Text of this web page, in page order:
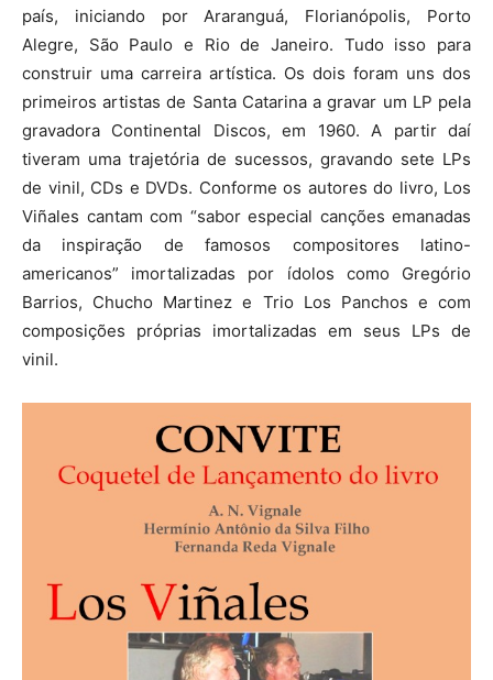
país, iniciando por Araranguá, Florianópolis, Porto
Alegre, São Paulo e Rio de Janeiro. Tudo isso para
construir uma carreira artística. Os dois foram uns dos
primeiros artistas de Santa Catarina a gravar um LP pela
gravadora Continental Discos, em 1960. A partir daí
tiveram uma trajetória de sucessos, gravando sete LPs
de vinil, CDs e DVDs. Conforme os autores do livro, Los
Viñales cantam com “sabor especial canções emanadas
da inspiração de famosos compositores latino-
americanos” imortalizadas por ídolos como Gregório
Barrios, Chucho Martinez e Trio Los Panchos e com
composições próprias imortalizadas em seus LPs de
vinil.